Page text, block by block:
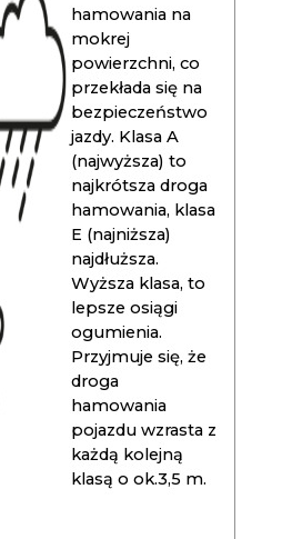
hamowania na
mokrej
powierzchni, co
przekłada się na
bezpieczeństwo
jazdy. Klasa A
(najwyższa) to
najkrótsza droga
hamowania, klasa
E (najniższa)
najdłuższa.
Wyższa klasa, to
lepsze osiągi
ogumienia.
Przyjmuje się, że
droga
hamowania
pojazdu wzrasta z
każdą kolejną
klasą o ok.3,5 m.